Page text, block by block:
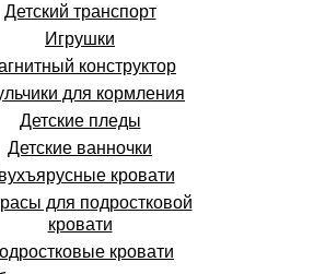
Детский транспорт
Игрушки
конструктор
для кормления
Детские пледы
Детские ванночки
кровати
для подростковой
кровати
кровати